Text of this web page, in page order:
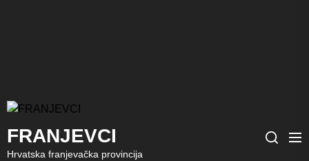
FRANJEVCI
Hrvatska franjevačka provincija
Search